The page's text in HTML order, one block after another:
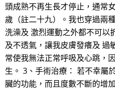
頭成熟不再生長才停止，通常
歲（註二十九）。我也穿過兩
洗澡及 激烈運動之外都不可以
及不透氣，讓我皮膚發癢及 過
常使我無法正常呼吸及心跳，
生。 3、手術治療： 若不幸屬
臟的功能，而且度數不斷的增